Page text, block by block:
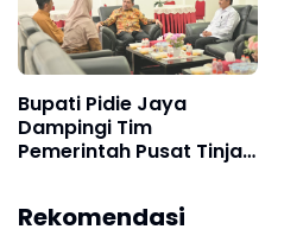
Bupati Pidie Jaya
Dampingi Tim
Pemerintah Pusat Tinjau
Rekomendasi